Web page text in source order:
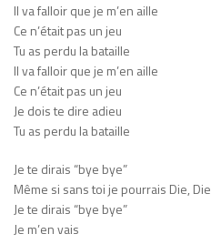
Il va falloir que je m’en aille
Ce n’était pas un jeu
Tu as perdu la bataille
Il va falloir que je m’en aille
Ce n’était pas un jeu
Je dois te dire adieu
Tu as perdu la bataille
Je te dirais “bye bye”
Même si sans toi je pourrais Die, Die
Je te dirais “bye bye”
Je m’en vais